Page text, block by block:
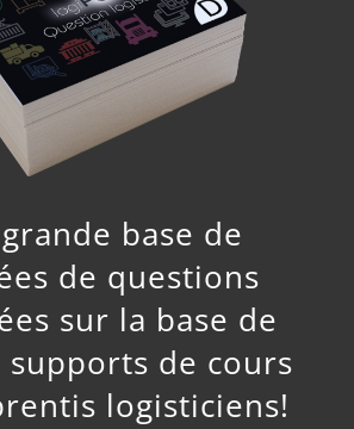
base de
de questions
sur la base de
supports de cours
logisticiens!